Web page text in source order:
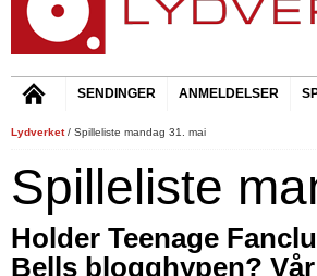
SENDINGER ANMELDELSER
Lydverket/ Spilleliste mandag 31. mai
Spilleliste
Holder Teenage
Bells blogghypen?